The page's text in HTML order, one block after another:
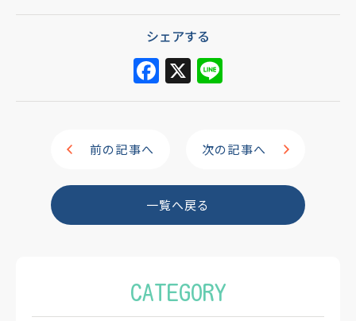
シェアする
F
a
o
o
X
n
前の記事へ 次の記事へ
一覧へ戻る
CATEGORY